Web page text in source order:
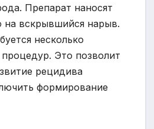
Препарат наносят
на вскрывшийся нарыв.
несколько
Это позволит
рецидива
формирование